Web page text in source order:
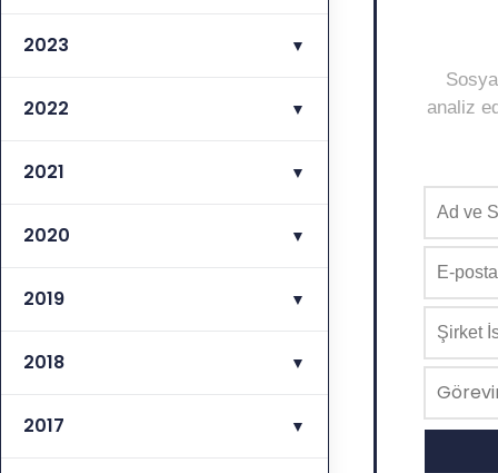
analiz
2023 ▼
2022 ▼
2021 ▼
2020 ▼
2019 ▼
2018 ▼
2017 ▼